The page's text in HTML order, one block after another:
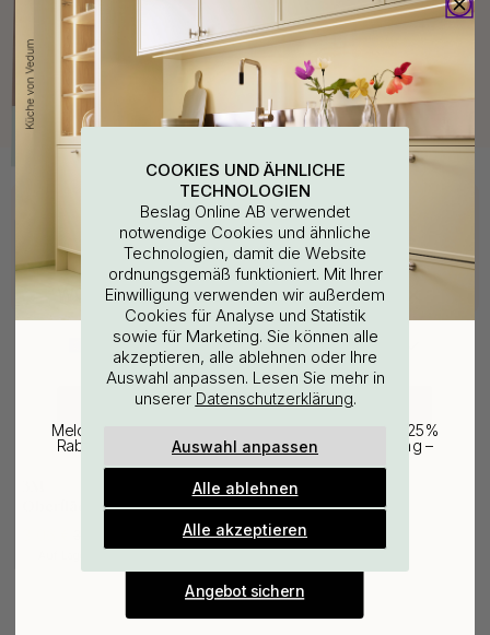
Kaufen Sie zusammen mit
Oberflächenreinigungstuch
COOKIES UND ÄHNLICHE
TECHNOLOGIEN
Beslag Online AB verwendet
notwendige Cookies und ähnliche
Technologien, damit die Website
ordnungsgemäß funktioniert. Mit Ihrer
Einwilligung verwenden wir außerdem
Cookies für Analyse und Statistik
sowie für Marketing. Sie können alle
akzeptieren, alle ablehnen oder Ihre
Auswahl anpassen. Lesen Sie mehr in
unserer Datenschutzerklärung.
Auswahl anpassen
Alle ablehnen
Alle akzeptieren
WOULD YOU RATHER VISIT?
EU
CHANGE COUNTRY
25% Rabatt auf deinen
günstigsten Artikel
Melde dich für unseren Newsletter an und erhalte 25%
Rabatt auf den günstigsten Artikel deiner Bestellung –
plus Inspiration und exklusive Angebote.
Gültig bis zum 31. August
Angebot sichern